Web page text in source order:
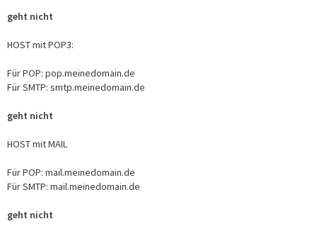
geht nicht
HOST mit POP3:
Für POP: pop.meinedomain.de
Für SMTP: smtp.meinedomain.de
geht nicht
HOST mit MAIL
Für POP: mail.meinedomain.de
Für SMTP: mail.meinedomain.de
geht nicht